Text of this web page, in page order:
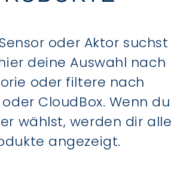
oder Aktor suchst
deine Auswahl nach
oder filtere nach
CloudBox. Wenn du
wählst, werden dir alle
angezeigt.